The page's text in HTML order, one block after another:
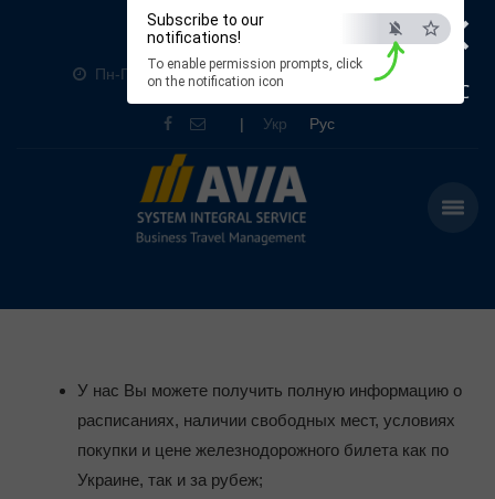
×
ESC
Subscribe to our
notifications!
To enable permission prompts, click
on the notification icon
+380 (44) 369-3070
Пн-Пт: 9:00-19:00 Сб: 10:00-16:00 Вс: Выходной
| Укр Рус
У нас Вы можете получить полную информацию о
расписаниях, наличии свободных мест, условиях
покупки и цене железнодорожного билета как по
Украине, так и за рубеж;